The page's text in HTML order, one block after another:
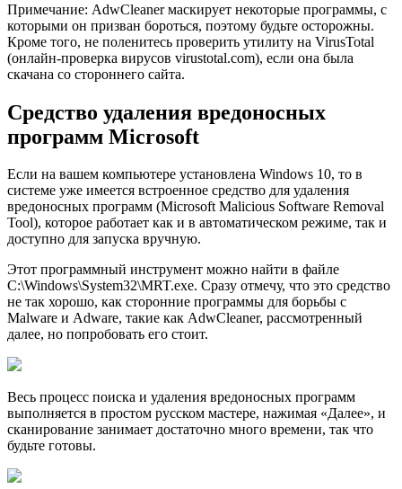
Примечание: AdwCleaner маскирует некоторые программы, с
которыми он призван бороться, поэтому будьте осторожны.
Кроме того, не поленитесь проверить утилиту на VirusTotal
(онлайн-проверка вирусов virustotal.com), если она была
скачана со стороннего сайта.
Средство удаления вредоносных
программ Microsoft
Если на вашем компьютере установлена Windows 10, то в
системе уже имеется встроенное средство для удаления
вредоносных программ (Microsoft Malicious Software Removal
Tool), которое работает как и в автоматическом режиме, так и
доступно для запуска вручную.
Этот программный инструмент можно найти в файле
C:\Windows\System32\MRT.exe. Сразу отмечу, что это средство
не так хорошо, как сторонние программы для борьбы с
Malware и Adware, такие как AdwCleaner, рассмотренный
далее, но попробовать его стоит.
Весь процесс поиска и удаления вредоносных программ
выполняется в простом русском мастере, нажимая «Далее», и
сканирование занимает достаточно много времени, так что
будьте готовы.